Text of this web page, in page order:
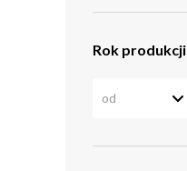
Rok produkcji